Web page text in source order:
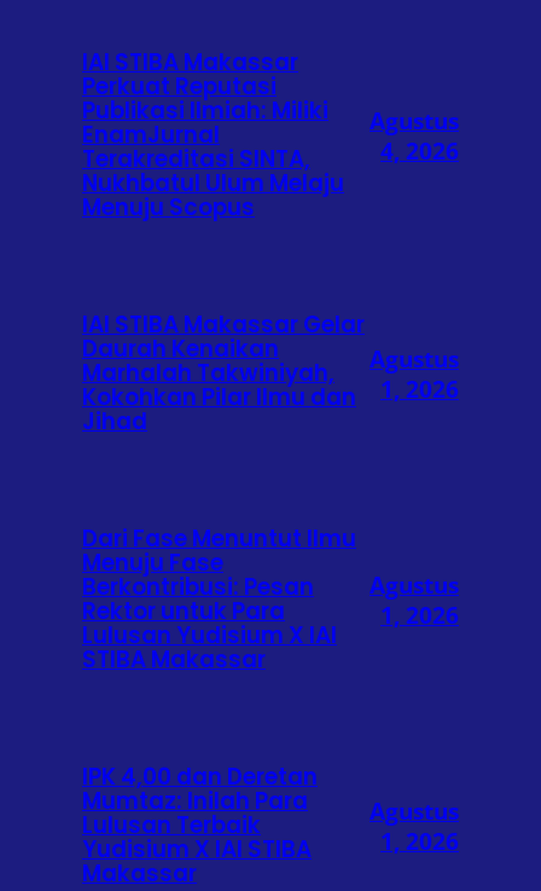
IAI STIBA Makassar
Perkuat Reputasi
Publikasi Ilmiah: Miliki
EnamJurnal
Terakreditasi SINTA,
Nukhbatul Ulum Melaju
Menuju Scopus
Agustus
4, 2026
IAI STIBA Makassar Gelar
Daurah Kenaikan
Marhalah Takwiniyah,
Kokohkan Pilar Ilmu dan
Jihad
Agustus
1, 2026
Dari Fase Menuntut Ilmu
Menuju Fase
Berkontribusi: Pesan
Rektor untuk Para
Lulusan Yudisium X IAI
STIBA Makassar
Agustus
1, 2026
IPK 4,00 dan Deretan
Mumtaz: Inilah Para
Lulusan Terbaik
Yudisium X IAI STIBA
Makassar
Agustus
1, 2026